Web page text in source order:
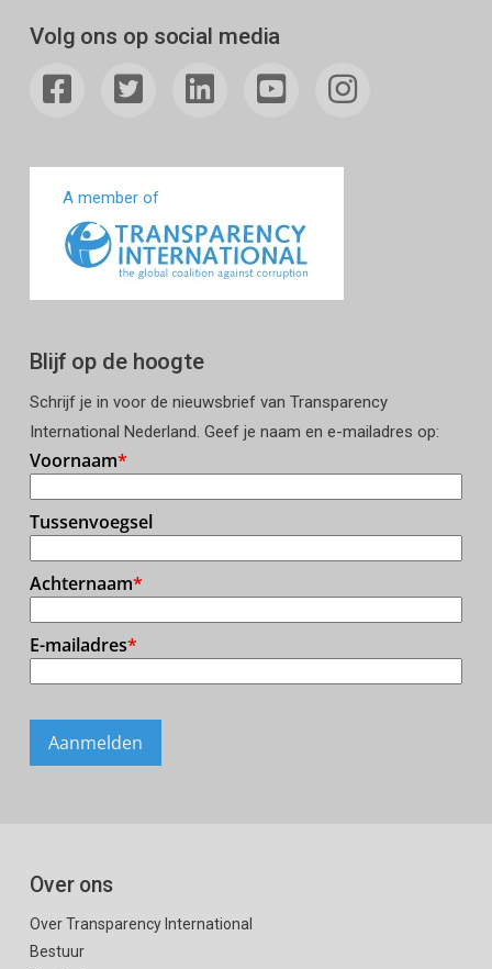
Volg ons op social media
A member of
Blijf op de hoogte
Schrijf je in voor de nieuwsbrief van Transparency
International Nederland. Geef je naam en e-mailadres op:
Over ons
Over Transparency International
Bestuur